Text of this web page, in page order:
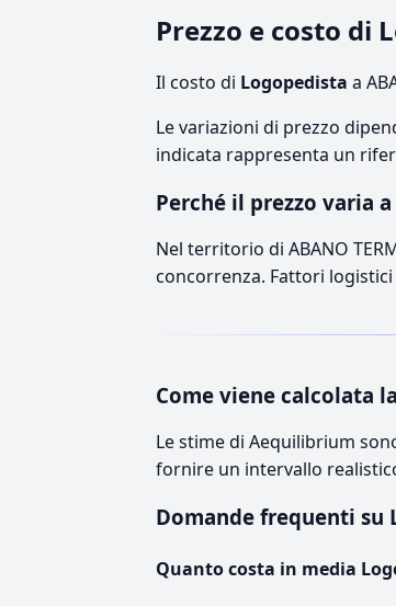
Prezzo e costo di
Il costo di Logopedista a
Le variazioni di prezzo
indicata rappresenta un
Perché il prezzo varia a
Nel territorio di ABANO
concorrenza. Fattori
Come viene calcolata
Le stime di Aequilibrium
fornire un intervallo
Domande frequenti su
Quanto costa in media